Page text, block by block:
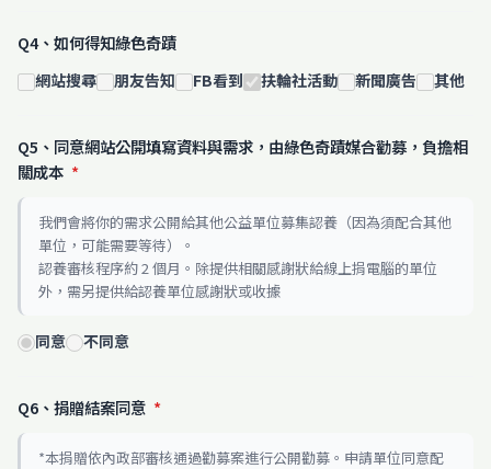
Q4、如何得知綠色奇蹟
網站搜尋 朋友告知 FB看到 扶輪社活動 新聞廣告 其他
Q5、同意網站公開填寫資料與需求，由綠色奇蹟媒合勸募，負擔相
關成本 *
我們會將你的需求公開給其他公益單位募集認養（因為須配合其他
單位，可能需要等待）。
認養審核程序約 2 個月。除提供相關感謝狀給線上捐電腦的單位
外，需另提供給認養單位感謝狀或收據
同意 不同意
Q6、捐贈結案同意 *
*本捐贈依內政部審核通過勸募案進行公開勸募。申請單位同意配